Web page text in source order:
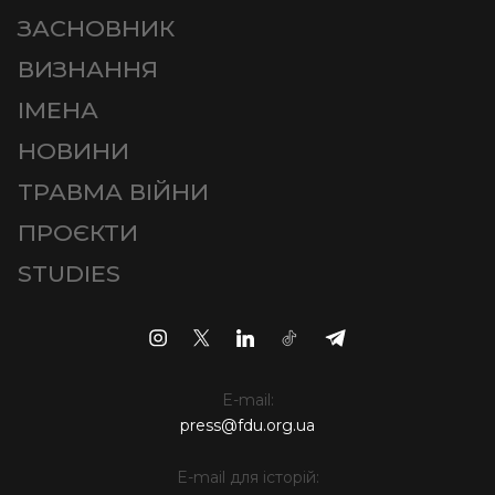
ЗАСНОВНИК
ВИЗНАННЯ
ІМЕНА
НОВИНИ
ТРАВМА ВІЙНИ
ПРОЄКТИ
STUDIES
E-mail:
press@fdu.org.ua
E-mail для історій: